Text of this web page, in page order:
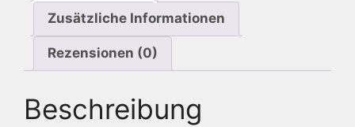
Menge
Zusätzliche Informationen
Rezensionen (0)
Beschreibung